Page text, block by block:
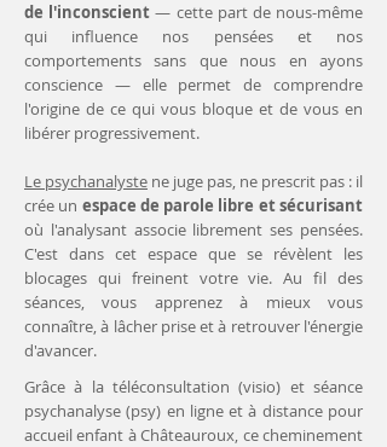
de l'inconscient— cette part de nous-même
qui influence nos pensées et nos
comportements sans que nous en ayons
conscience — elle permet de comprendre
l'origine de ce qui vous bloque et de vous en
libérer progressivement.
Le psychanalyste ne juge pas, ne prescrit pas : il
crée un espace de parole libre et sécurisant
où l'analysant associe librement ses pensées.
C'est dans cet espace que se révèlent les
blocages qui freinent votre vie. Au fil des
séances, vous apprenez à mieux vous
connaître, à lâcher prise et à retrouver l'énergie
d'avancer.
Grâce à la téléconsultation (visio) et séance
psychanalyse (psy) en ligne et à distance pour
accueil enfant à Châteauroux, ce cheminement